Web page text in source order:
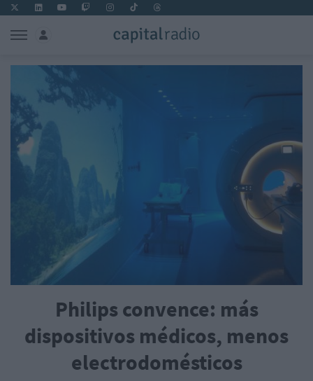
Philips convence: más
dispositivos médicos, menos
electrodomésticos